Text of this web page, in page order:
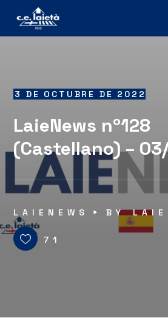
3 DE OCTUBRE DE 2022
LaieNews nº128
(Castellano) –
LAIENEWS BY
71